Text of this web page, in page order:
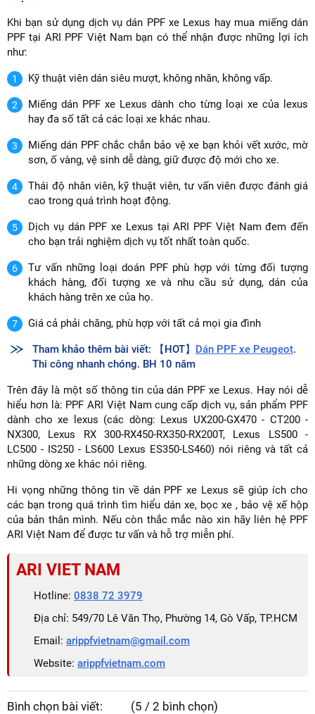
Khi bạn sử dụng dịch vụ dán PPF xe Lexus hay mua miếng dán
PPF tại ARI PPF Việt Nam bạn có thể nhận được những lợi ích
như:
Kỹ thuật viên dán siêu mượt, không nhăn, không vấp.
Miếng dán PPF xe Lexus dành cho từng loại xe của lexus
hay đa số tất cả các loại xe khác nhau.
Miếng dán PPF chắc chắn bảo vệ xe bạn khỏi vết xước, mờ
sơn, ố vàng, vệ sinh dễ dàng, giữ được độ mới cho xe.
Thái độ nhân viên, kỹ thuật viên, tư vấn viên được đánh giá
cao trong quá trình hoạt động.
Dịch vụ dán PPF xe Lexus tại ARI PPF Việt Nam đem đến
cho bạn trải nghiệm dịch vụ tốt nhất toàn quốc.
Tư vấn những loại doán PPF phù hợp với từng đối tượng
khách hàng, đối tượng xe và nhu cầu sử dụng, dán của
khách hàng trên xe của họ.
Giá cả phải chăng, phù hợp với tất cả mọi gia đình
Tham khảo thêm bài viết: 【HOT】 Dán PPF xe Peugeot.
Thi công nhanh chóng. BH 10 năm
Trên đây là một số thông tin của dán PPF xe Lexus. Hay nói dễ
hiểu hơn là: PPF ARI Việt Nam cung cấp dịch vụ, sản phẩm PPF
dành cho xe lexus (các dòng: Lexus UX200-GX470 - CT200 -
NX300, Lexus RX 300-RX450-RX350-RX200T, Lexus LS500 -
LC500 - IS250 - LS600 Lexus ES350-LS460) nói riêng và tất cả
những dòng xe khác nói riêng.
Hi vọng những thông tin về dán PPF xe Lexus sẽ giúp ích cho
các bạn trong quá trình tìm hiểu dán xe, bọc xe , bảo vệ xế hộp
của bản thân mình. Nếu còn thắc mắc nào xin hãy liên hệ PPF
ARI Việt Nam để được tư vấn và hỗ trợ miễn phí.
ARI VIET NAM
Hotline: 0838 72 3979
Địa chỉ: 549/70 Lê Văn Thọ, Phường 14, Gò Vấp, TP.HCM
Email: arippfvietnam@gmail.com
Website: arippfvietnam.com
Bình chọn bài viết: (5 / 2 bình chọn)